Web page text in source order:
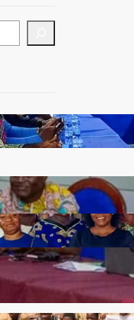
l’action : le
sa
mobilise
une